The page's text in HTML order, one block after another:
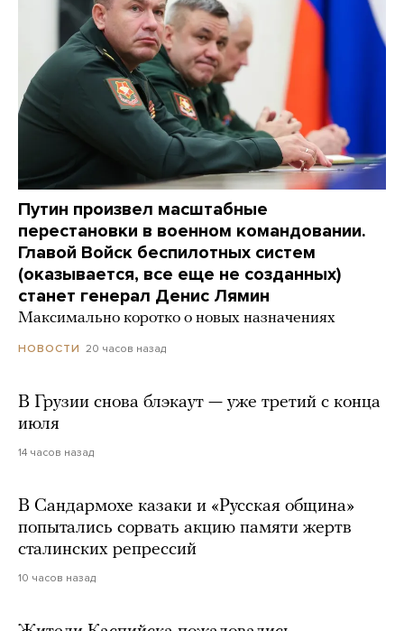
Путин произвел масштабные
перестановки в военном командовании.
Главой Войск беспилотных систем
(оказывается, все еще не созданных)
станет генерал Денис Лямин
Максимально коротко о новых назначениях
НОВОСТИ 20 часов назад
В Грузии снова блэкаут — уже третий с конца
июля
14 часов назад
В Сандармохе казаки и «Русская община»
попытались сорвать акцию памяти жертв
сталинских репрессий
10 часов назад